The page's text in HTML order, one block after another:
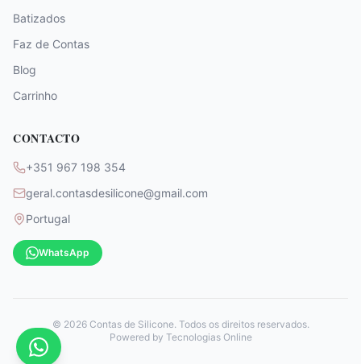
Batizados
Faz de Contas
Blog
Carrinho
CONTACTO
+351 967 198 354
geral.contasdesilicone@gmail.com
Portugal
WhatsApp
© 2026Contas de Silicone. Todos os direitos reservados.
Powered by Tecnologias Online